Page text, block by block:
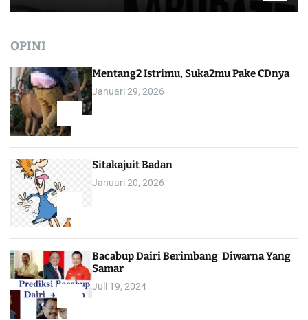
OPINI
Mentang2 Istrimu, Suka2mu Pake CDnya
Januari 29, 2026
Sitakajuit Badan
Januari 20, 2026
Bacabup Dairi Berimbang Diwarna Yang
Samar
Juli 19, 2024